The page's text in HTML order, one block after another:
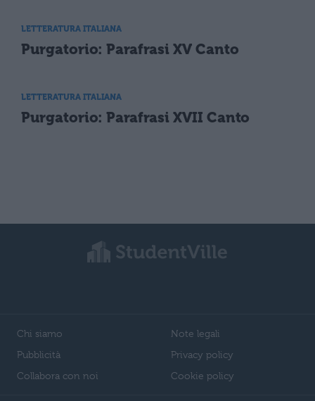
LETTERATURA ITALIANA
Purgatorio: Parafrasi XV Canto
LETTERATURA ITALIANA
Purgatorio: Parafrasi XVII Canto
Chi siamo
Pubblicità
Collabora con noi
Note legali
Privacy policy
Cookie policy